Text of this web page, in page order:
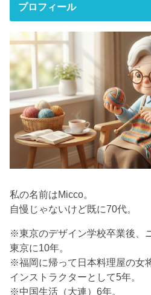
プロフィール
私の名前はMicco。
自慢じゃないけど既に70代。
※東京のデザイン学校卒業後、
東京に10年。
※福岡に帰って日本料理屋の女
インストラクターとして5年。
※中国生活（大連）6年。